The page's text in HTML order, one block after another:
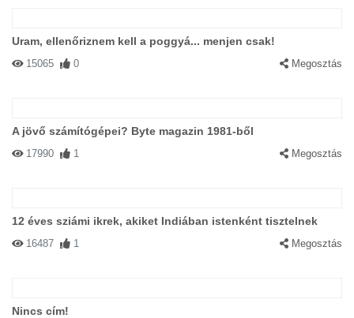
Uram, ellenőriznem kell a poggyá... menjen csak!
15065 0 Megosztás
A jövő számítógépei? Byte magazin 1981-ből
17990 1 Megosztás
12 éves sziámi ikrek, akiket Indiában istenként tisztelnek
16487 1 Megosztás
Nincs cím!